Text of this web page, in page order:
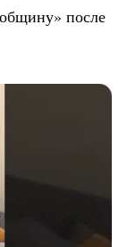
после